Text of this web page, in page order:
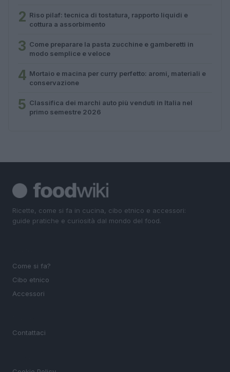
2 Riso pilaf: tecnica di tostatura, rapporto liquidi e
cottura a assorbimento
3 Come preparare la pasta zucchine e gamberetti in
modo semplice e veloce
4 Mortaio e macina per curry perfetto: aromi, materiali e
conservazione
5 Classifica dei marchi auto più venduti in Italia nel
primo semestre 2026
Ricette, come si fa in cucina, cibo etnico e accessori:
guide pratiche e curiosità dal mondo del food.
Come si fa?
Cibo etnico
Accessori
Contattaci